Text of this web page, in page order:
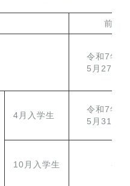
前期
令和7年
5月27日
4月入学生
令和7年
5月31日
10月入学生 -